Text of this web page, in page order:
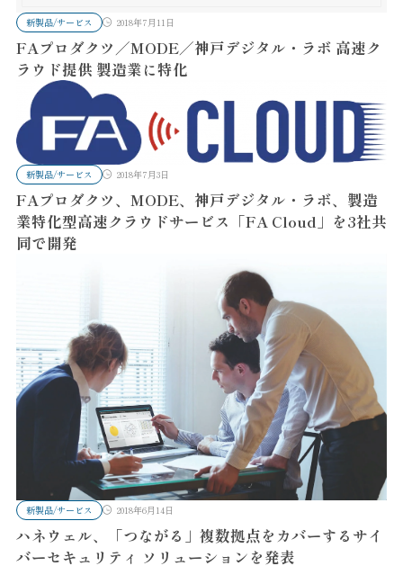
新製品/サービス 2018年7月11日
FAプロダクツ／MODE／神戸デジタル・ラボ 高速ク
ラウド提供 製造業に特化
新製品/サービス 2018年7月3日
FAプロダクツ、MODE、神戸デジタル・ラボ、製造
業特化型高速クラウドサービス「FA Cloud」を3社共
同で開発
新製品/サービス 2018年6月14日
ハネウェル、「つながる」複数拠点をカバーするサイ
バーセキュリティ ソリューションを発表